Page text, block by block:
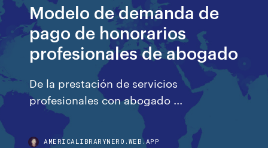
Modelo de demanda de
pago de honorarios
profesionales de abogado
De la prestación de servicios
profesionales con abogado ...
AMERICALIBRARYNERO.WEB.APP